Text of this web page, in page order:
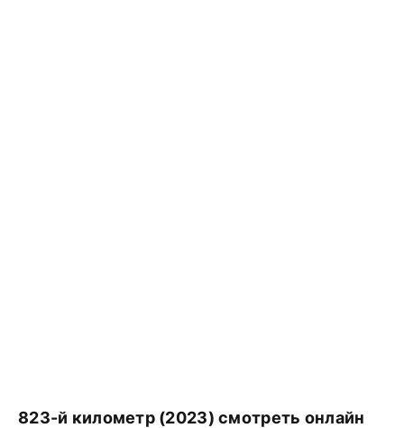
823-й километр (2023) смотреть онлайн